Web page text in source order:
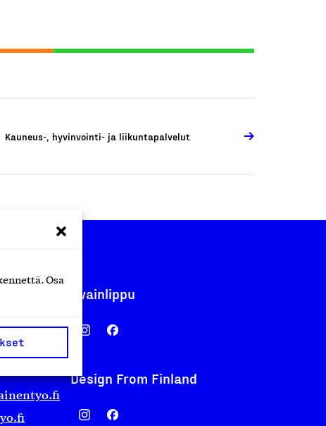
Osa
Kauneus-, hyvinvointi- ja liikuntapalvelut
Avainlippu
Design From Finland